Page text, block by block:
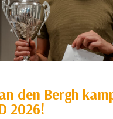
den Bergh
2026!